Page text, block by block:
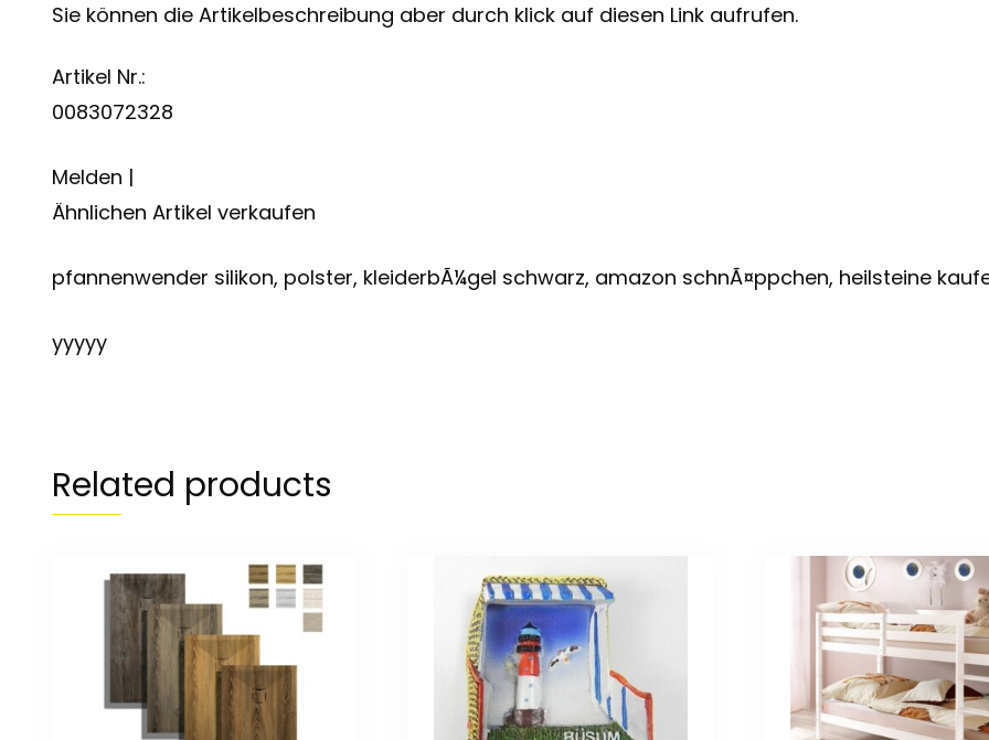
Sie können die Artikelbeschreibung aber durch klick auf diesen Link aufrufen.
Artikel Nr.:
0083072328
Melden |
Ähnlichen Artikel verkaufen
pfannenwender silikon, polster, kleiderbÃ¼gel schwarz, amazon schnÃ¤ppchen, heilsteine
yyyyy
Related products